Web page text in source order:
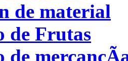
de material
de Frutas
de